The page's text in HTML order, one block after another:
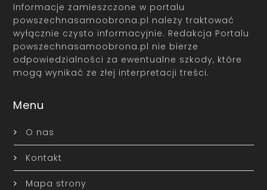
Informacje zamieszczone w portalu
powszechnasamoobrona.pl należy traktować
wyłącznie czysto informacyjnie. Redakcja Portalu
powszechnasamoobrona.pl nie bierze
odpowiedzialności za ewentualne szkody, które
mogą wynikać ze złej interpretacji treści.
Menu
O nas
Kontakt
Mapa strony